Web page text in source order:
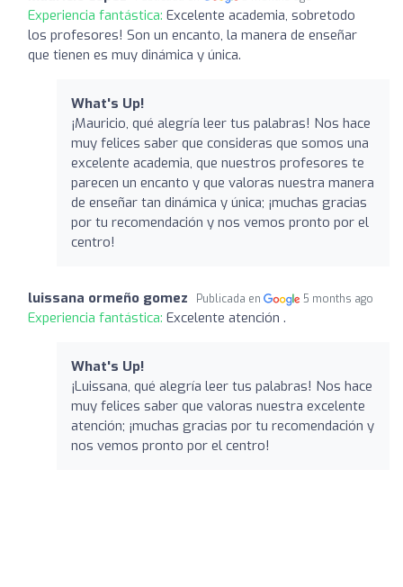
Experiencia fantástica: Excelente academia, sobretodo
los profesores! Son un encanto, la manera de enseñar
que tienen es muy dinámica y única.
What's Up!
¡Mauricio, qué alegría leer tus palabras! Nos hace
muy felices saber que consideras que somos una
excelente academia, que nuestros profesores te
parecen un encanto y que valoras nuestra manera
de enseñar tan dinámica y única; ¡muchas gracias
por tu recomendación y nos vemos pronto por el
centro!
luissana ormeño gomez Publicada en 5 months ago
Experiencia fantástica: Excelente atención .
What's Up!
¡Luissana, qué alegría leer tus palabras! Nos hace
muy felices saber que valoras nuestra excelente
atención; ¡muchas gracias por tu recomendación y
nos vemos pronto por el centro!